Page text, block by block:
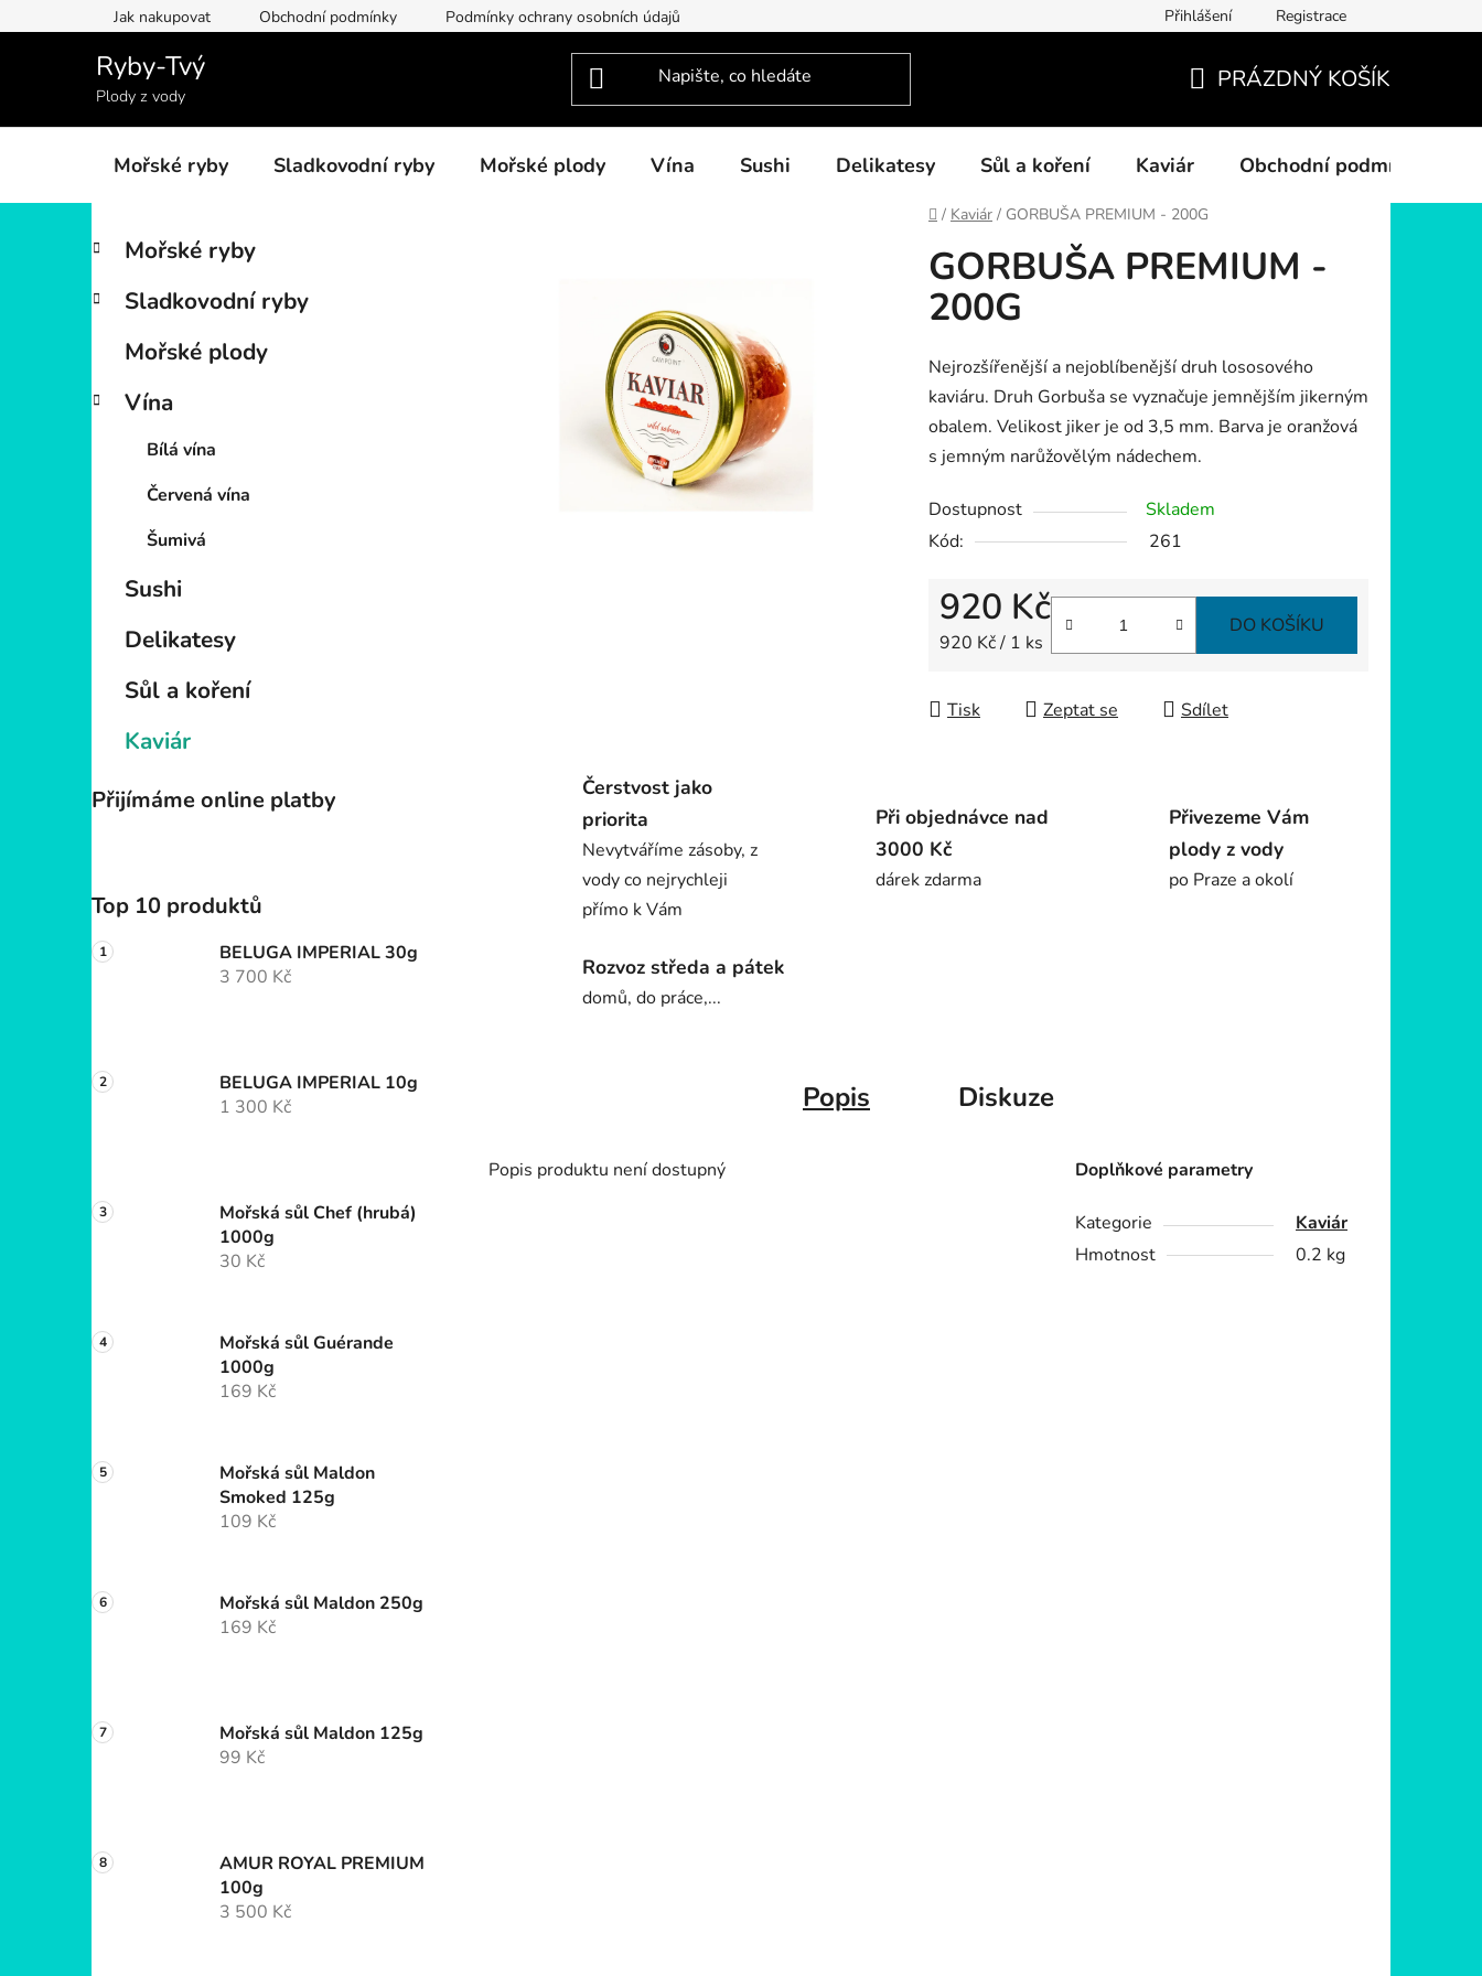
na
Jak nakupovat Obchodní podmínky Podmínky ochrany osobních údajů Přihlášení Registrace
Ryby-Tvý
Plody z vody
KOŠÍK
PRÁZDNÝ KOŠÍK
Mořské ryby Sladkovodní ryby Mořské plody Vína Sushi Delikatesy Sůl a koření Kaviár Obchodní podmínky
Domů
/ Kaviár / GORBUŠA PREMIUM - 200G
P
s
n
Přeskočit
kategorie
K
a
e
i
Mořské ryby
Sladkovodní ryby
Mořské plody
Vína
Bílá vína
Červená vína
Šumivá
Sushi
Delikatesy
Sůl a koření
Kaviár
Přijímáme online platby
Top 10 produktů
BELUGA IMPERIAL 30g
3 700 Kč
BELUGA IMPERIAL 10g
1 300 Kč
Mořská sůl Chef (hrubá)
1000g
30 Kč
Mořská sůl Guérande
1000g
169 Kč
Mořská sůl Maldon
Smoked 125g
109 Kč
Mořská sůl Maldon 250g
169 Kč
Mořská sůl Maldon 125g
99 Kč
AMUR ROYAL PREMIUM
100g
3 500 Kč
GORBUŠA PREMIUM -
200G
Nejrozšířenější a nejoblíbenější druh lososového
kaviáru. Druh Gorbuša se vyznačuje jemnějším jikerným
obalem. Velikost jiker je od 3,5 mm. Barva je oranžová
s jemným narůžovělým nádechem.
Dostupnost
Skladem
Kód:
261
920 Kč
Měrná cena:
920 Kč / 1 ks
DO KOŠÍKU
Tisk Zeptat se Sdílet
Čerstvost jako
priorita
Nevytváříme zásoby, z
vody co nejrychleji
přímo k Vám
Při objednávce nad
3000 Kč
dárek zdarma
Přivezeme Vám
plody z vody
po Praze a okolí
Rozvoz středa a pátek
domů, do práce,...
Popis Diskuze
Popis produktu není dostupný Doplňkové parametry
Kategorie
Kaviár
Hmotnost
0.2 kg